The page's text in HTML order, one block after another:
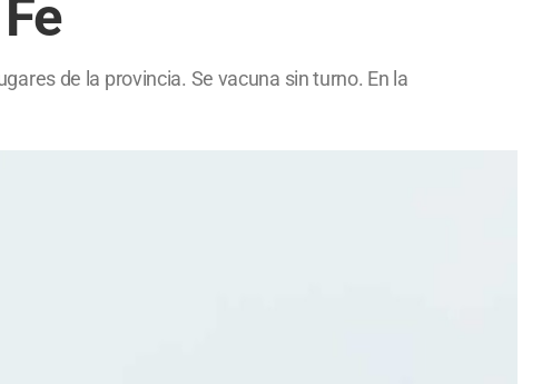
de la provincia. Se vacuna sin turno. En la